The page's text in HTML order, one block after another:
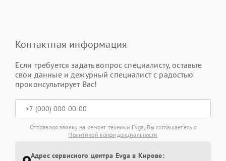
Контактная информация
Если требуется задать вопрос специалисту, оставьте
свои данные и дежурный специалист с радостью
проконсультирует Вас!
Отправляя заявку на ремонт техники Evga, Вы соглашаетесь с
Политикой конфиденциальности
Адрес сервисного центра Evga в Кирове: